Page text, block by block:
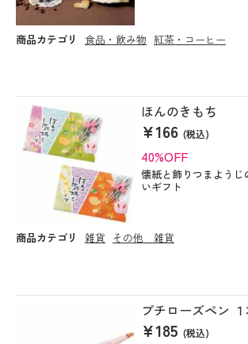
商品カテゴリ 食品・飲み物 紅茶・コーヒー
ほんのきもち
¥166(税込)
40%OFF
懐紙と飾りつまようじ
いギフト
商品カテゴリ 雑貨 その他 雑貨
プチローズペン
¥185(税込)